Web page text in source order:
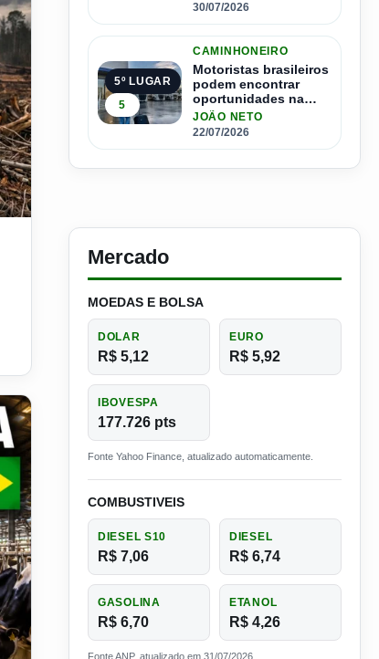
um desequilíbrio nas propriedades rurais
30/07/2026
5º LUGAR
5
CAMINHONEIRO
Motoristas brasileiros
podem encontrar
oportunidades na
Espanha com salários
que passam de R$ 17
JOÃO NETO
22/07/2026
Mercado
MOEDAS E BOLSA
DOLAR
R$ 5,12
EURO
R$ 5,92
IBOVESPA
177.726 pts
Fonte Yahoo Finance, atualizado automaticamente.
COMBUSTIVEIS
DIESEL S10
R$ 7,06
DIESEL
R$ 6,74
GASOLINA
R$ 6,70
ETANOL
R$ 4,26
Fonte ANP, atualizado em 31/07/2026